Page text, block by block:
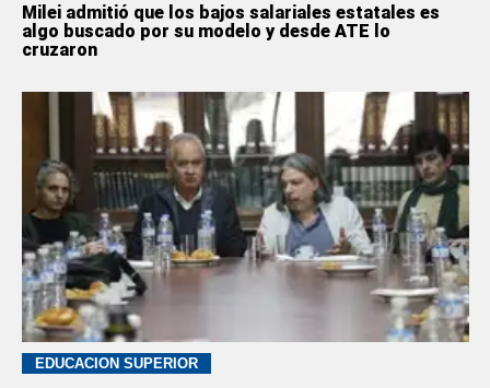
Milei admitió que los bajos salariales estatales es
algo buscado por su modelo y desde ATE lo
cruzaron
EDUCACION SUPERIOR